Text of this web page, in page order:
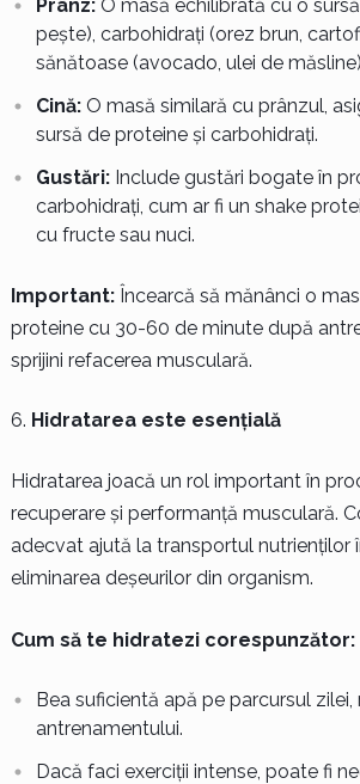
Prânz:O masă echilibrată cu o
pește), carbohidrați (orez brun,
sănătoase (avocado, ulei de
Cină:O masă similară cu prânzul,
sursă de proteine și carbohidrați.
Gustări:Include gustări bogate în
carbohidrați, cum ar fi un shake
cu fructe sau nuci.
Important:Încearcă să mănânci o
proteine cu 30-60 de minute după
sprijini refacerea musculară.
Hidratarea este esențială
Hidratarea joacă un rol important în
recuperare și performanță musculară.
adecvat ajută la transportul nutrienților
eliminarea deșeurilor din organism.
Cum să te hidratezi corespunzător:
Bea suficientă apă pe parcursul
antrenamentului.
Dacă faci exerciții intense, poate fi